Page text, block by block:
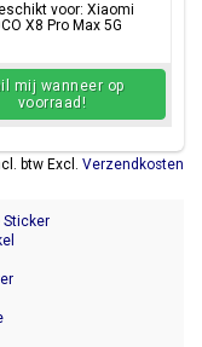
voor: Xiaomi
X8 Pro Max 5G
mij wanneer op
voorraad!
btw Excl. Verzendkosten
Sticker